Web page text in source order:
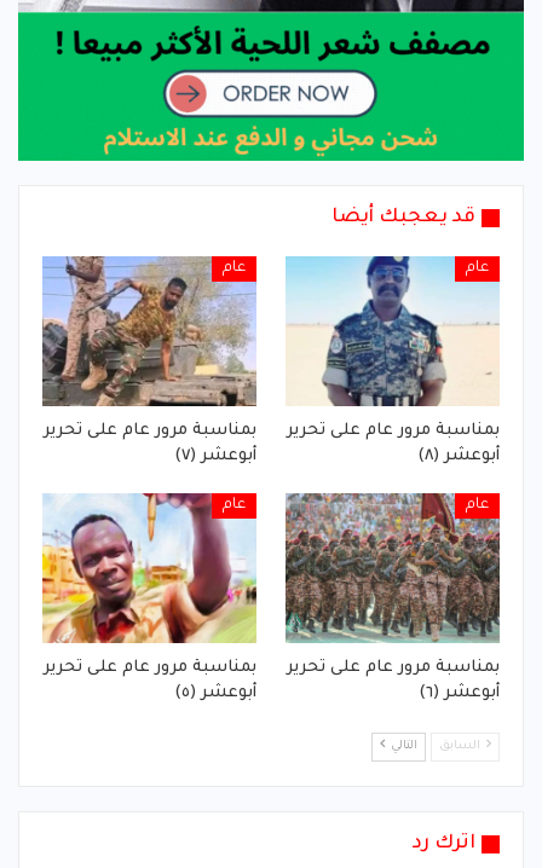
قد يعجبك أيضا
عام
بمناسبة مرور عام على تحرير
أبوعشر (٨)
عام
بمناسبة مرور عام على تحرير
أبوعشر (٧)
عام
بمناسبة مرور عام على تحرير
أبوعشر (٦)
عام
بمناسبة مرور عام على تحرير
أبوعشر (٥)
السابق التالي
اترك رد